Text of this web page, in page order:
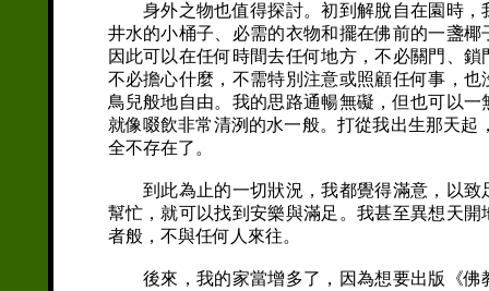
身外之物也值得探討。初到解脫自在園時，
井水的小桶子、必需的衣物和擺在佛前的一盞
因此可以在任何時間去任何地方，不必關門、
不必擔心什麼，不需特別注意或照顧任何事，
鳥兒般地自由。我的思路通暢無礙，但也可以
就像啜飲非常清洌的水一般。打從我出生那天
全不存在了。
到此為止的一切狀況，我都覺得滿意，以致
幫忙，就可以找到安樂與滿足。我甚至異想天
者般，不與任何人來往。
後來，我的家當增多了，因為想要出版《佛